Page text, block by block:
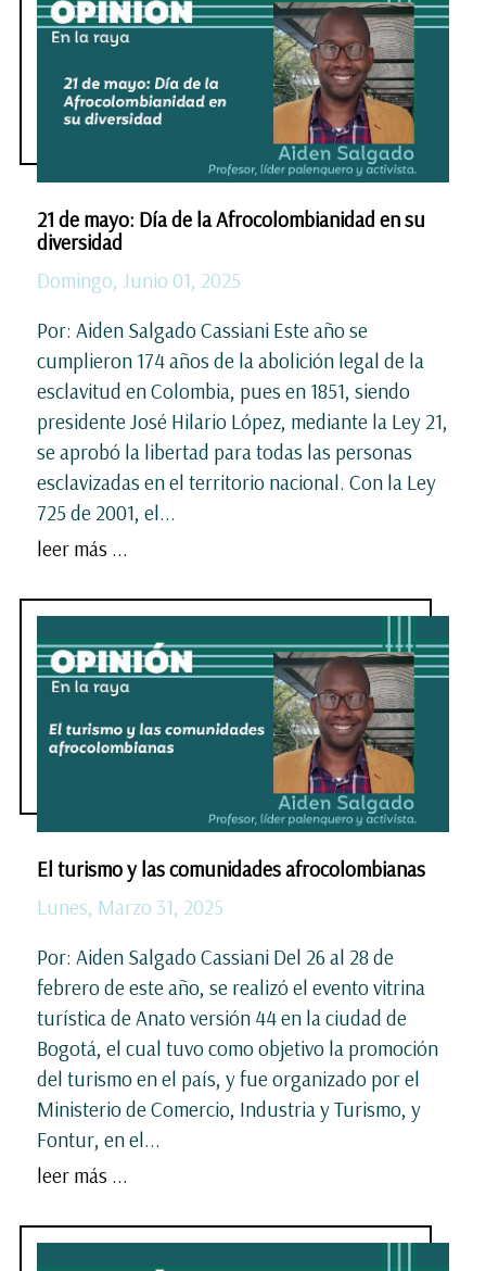
21 de mayo: Día de la Afrocolombianidad en su
diversidad
Domingo, Junio 01, 2025
Por: Aiden Salgado Cassiani Este año se
cumplieron 174 años de la abolición legal de la
esclavitud en Colombia, pues en 1851, siendo
presidente José Hilario López, mediante la Ley 21,
se aprobó la libertad para todas las personas
esclavizadas en el territorio nacional. Con la Ley
725 de 2001, el...
leer más ...
El turismo y las comunidades afrocolombianas
Lunes, Marzo 31, 2025
Por: Aiden Salgado Cassiani Del 26 al 28 de
febrero de este año, se realizó el evento vitrina
turística de Anato versión 44 en la ciudad de
Bogotá, el cual tuvo como objetivo la promoción
del turismo en el país, y fue organizado por el
Ministerio de Comercio, Industria y Turismo, y
Fontur, en el...
leer más ...